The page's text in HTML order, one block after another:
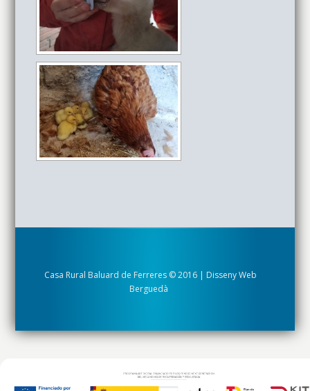
Casa Rural Baluard de Ferreres © 2016 | Disseny Web
Berguedà